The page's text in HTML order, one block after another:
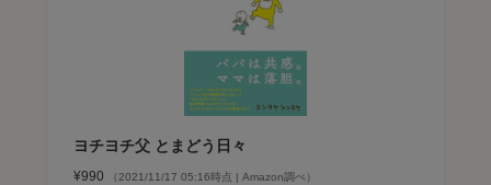
ヨチヨチ父 とまどう日々
¥990 （2021/11/17 05:16時点 | Amazon調べ）